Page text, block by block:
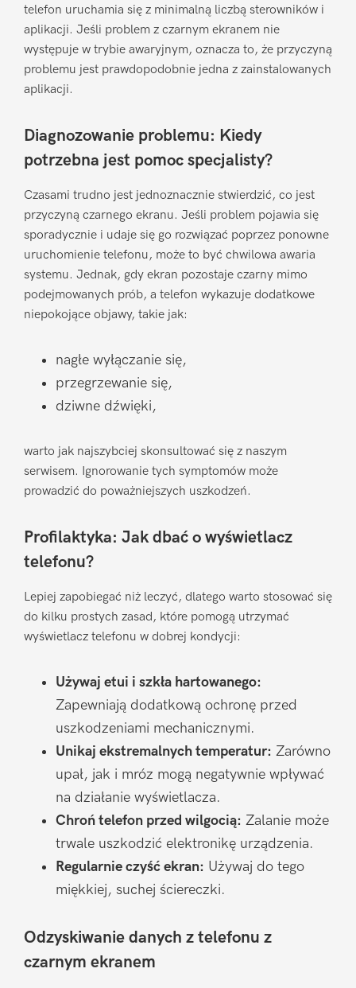
telefon uruchamia się z minimalną liczbą sterowników i
aplikacji. Jeśli problem z czarnym ekranem nie
występuje w trybie awaryjnym, oznacza to, że przyczyną
problemu jest prawdopodobnie jedna z zainstalowanych
aplikacji.
Diagnozowanie problemu: Kiedy
potrzebna jest pomoc specjalisty?
Czasami trudno jest jednoznacznie stwierdzić, co jest
przyczyną czarnego ekranu. Jeśli problem pojawia się
sporadycznie i udaje się go rozwiązać poprzez ponowne
uruchomienie telefonu, może to być chwilowa awaria
systemu. Jednak, gdy ekran pozostaje czarny mimo
podejmowanych prób, a telefon wykazuje dodatkowe
niepokojące objawy, takie jak:
nagłe wyłączanie się,
przegrzewanie się,
dziwne dźwięki,
warto jak najszybciej skonsultować się z naszym
serwisem. Ignorowanie tych symptomów może
prowadzić do poważniejszych uszkodzeń.
Profilaktyka: Jak dbać o wyświetlacz
telefonu?
Lepiej zapobiegać niż leczyć, dlatego warto stosować się
do kilku prostych zasad, które pomogą utrzymać
wyświetlacz telefonu w dobrej kondycji:
Używaj etui i szkła hartowanego:
Zapewniają dodatkową ochronę przed
uszkodzeniami mechanicznymi.
Unikaj ekstremalnych temperatur: Zarówno
upał, jak i mróz mogą negatywnie wpływać
na działanie wyświetlacza.
Chroń telefon przed wilgocią: Zalanie może
trwale uszkodzić elektronikę urządzenia.
Regularnie czyść ekran: Używaj do tego
miękkiej, suchej ściereczki.
Odzyskiwanie danych z telefonu z
czarnym ekranem